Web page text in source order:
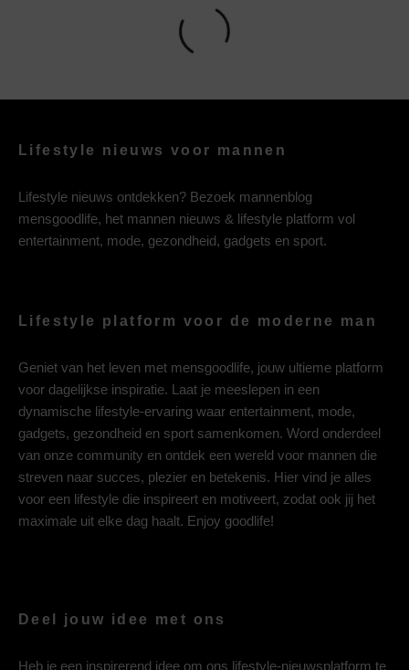
Lifestyle nieuws voor mannen
Lifestyle nieuws ontdekken? Bezoek mannenblog
mensgoodlife, het mannen nieuws & lifestyle platform vol
entertainment, mode, gezondheid, gadgets en sport.
Lifestyle platform voor de moderne man
Geniet van het leven met mensgoodlife, jouw ultieme platform
voor dagelijkse inspiratie. Laat je meeslepen in een
dynamische lifestyle-ervaring waar entertainment, mode,
gadgets, gezondheid en sport samenkomen. Word onderdeel
van onze community en ontdek een wereld voor mannen die
streven naar succes, plezier en betekenis. Hier vind je alles
voor een lifestyle die inspireert en motiveert, zodat ook jij het
maximale uit elke dag haalt. Enjoy goodlife!
Deel jouw idee met ons
Heb je een inspirerend idee om ons lifestyle-nieuwsplatform te